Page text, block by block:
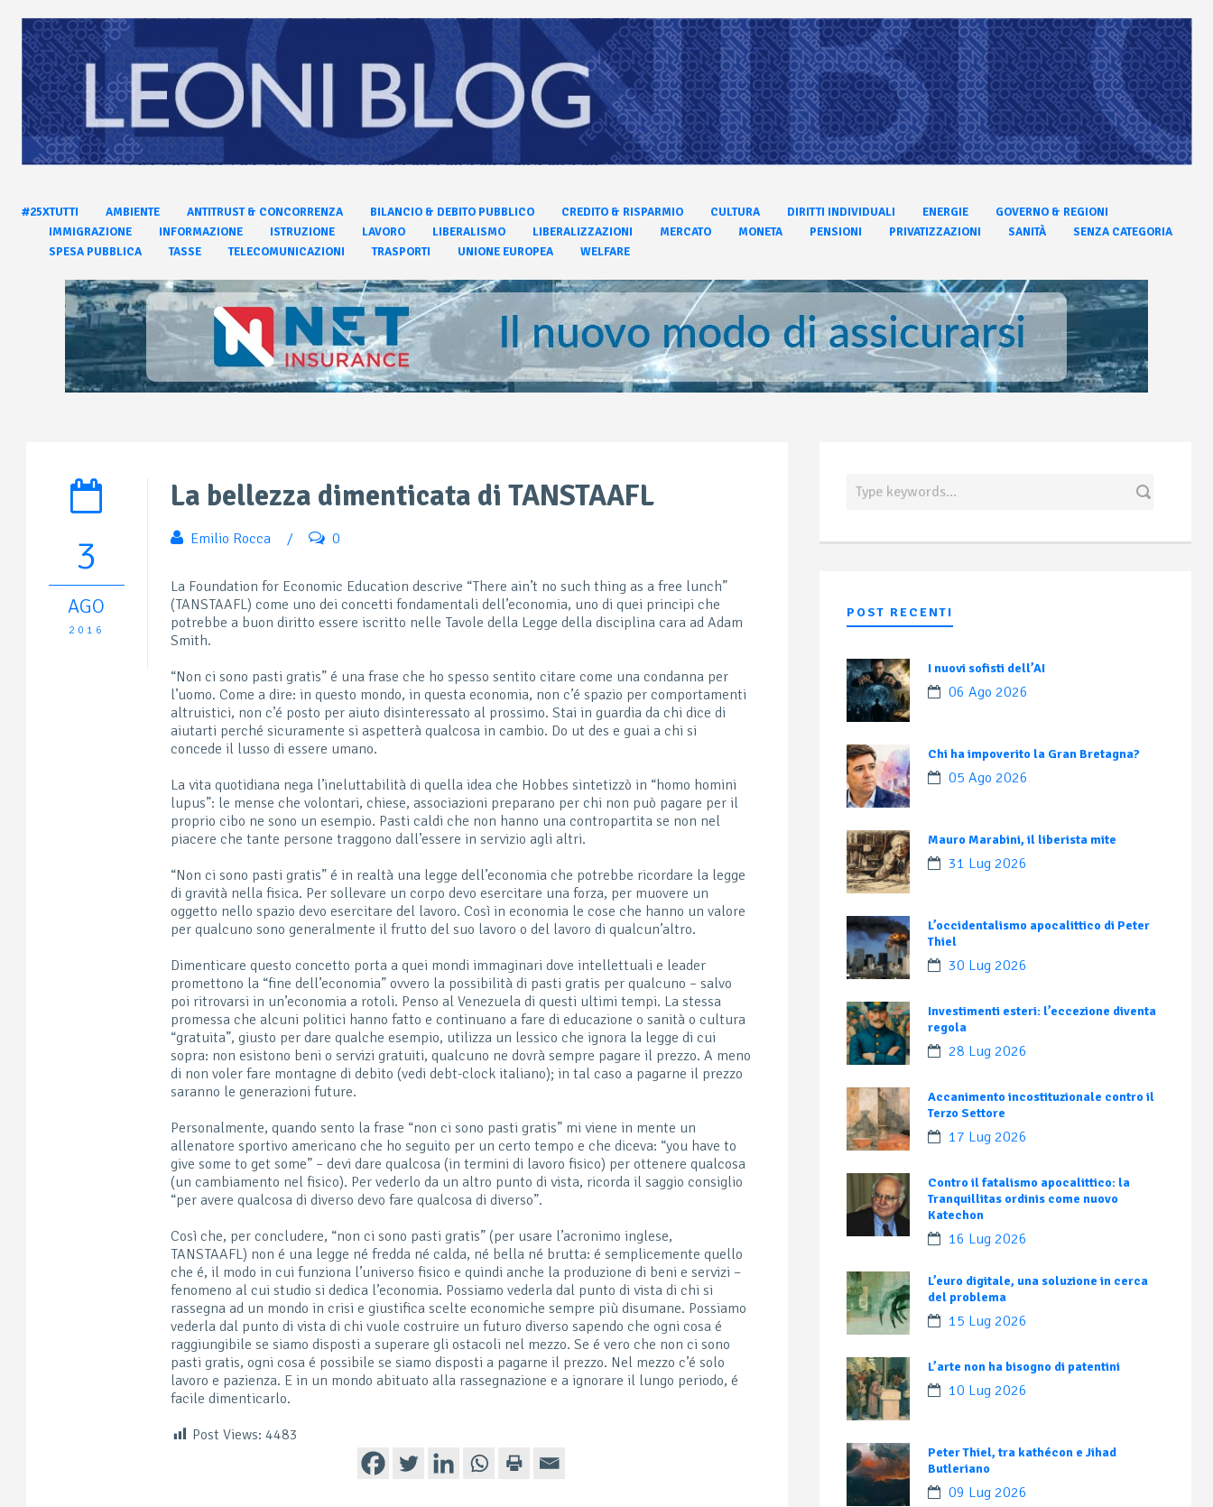
#25XTUTTI AMBIENTE ANTITRUST & CONCORRENZA BILANCIO & DEBITO PUBBLICO CREDITO & RISPARMIO CULTURA DIRITTI INDIVIDUALI ENERGIE
GOVERNO & REGIONI
IMMIGRAZIONE
INFORMAZIONE ISTRUZIONE LAVORO LIBERALISMO LIBERALIZZAZIONI MERCATO MONETA PENSIONI PRIVATIZZAZIONI SANITÀ
SENZA CATEGORIA
SPESA PUBBLICA
TASSE TELECOMUNICAZIONI TRASPORTI UNIONE EUROPEA WELFARE
3
AGO
2016
La bellezza dimenticata di TANSTAAFL
Emilio Rocca / 0
La Foundation for Economic Education descrive “There ain’t no such thing as a free lunch”
(TANSTAAFL) come uno dei concetti fondamentali dell’economia, uno di quei principi che
potrebbe a buon diritto essere iscritto nelle Tavole della Legge della disciplina cara ad Adam
Smith.
“Non ci sono pasti gratis” é una frase che ho spesso sentito citare come una condanna per
l’uomo. Come a dire: in questo mondo, in questa economia, non c’é spazio per comportamenti
altruistici, non c’é posto per aiuto disinteressato al prossimo. Stai in guardia da chi dice di
aiutarti perché sicuramente si aspetterà qualcosa in cambio. Do ut des e guai a chi si
concede il lusso di essere umano.
La vita quotidiana nega l’ineluttabilità di quella idea che Hobbes sintetizzò in “homo homini
lupus”: le mense che volontari, chiese, associazioni preparano per chi non può pagare per il
proprio cibo ne sono un esempio. Pasti caldi che non hanno una contropartita se non nel
piacere che tante persone traggono dall’essere in servizio agli altri.
“Non ci sono pasti gratis” é in realtà una legge dell’economia che potrebbe ricordare la legge
di gravità nella fisica. Per sollevare un corpo devo esercitare una forza, per muovere un
oggetto nello spazio devo esercitare del lavoro. Così in economia le cose che hanno un valore
per qualcuno sono generalmente il frutto del suo lavoro o del lavoro di qualcun’altro.
Dimenticare questo concetto porta a quei mondi immaginari dove intellettuali e leader
promettono la “fine dell’economia” ovvero la possibilità di pasti gratis per qualcuno – salvo
poi ritrovarsi in un’economia a rotoli. Penso al Venezuela di questi ultimi tempi. La stessa
promessa che alcuni politici hanno fatto e continuano a fare di educazione o sanità o cultura
“gratuita”, giusto per dare qualche esempio, utilizza un lessico che ignora la legge di cui
sopra: non esistono beni o servizi gratuiti, qualcuno ne dovrà sempre pagare il prezzo. A meno
di non voler fare montagne di debito (vedi debt-clock italiano); in tal caso a pagarne il prezzo
saranno le generazioni future.
Personalmente, quando sento la frase “non ci sono pasti gratis” mi viene in mente un
allenatore sportivo americano che ho seguito per un certo tempo e che diceva: “you have to
give some to get some” – devi dare qualcosa (in termini di lavoro fisico) per ottenere qualcosa
(un cambiamento nel fisico). Per vederlo da un altro punto di vista, ricorda il saggio consiglio
“per avere qualcosa di diverso devo fare qualcosa di diverso”.
Così che, per concludere, “non ci sono pasti gratis” (per usare l’acronimo inglese,
TANSTAAFL) non é una legge né fredda né calda, né bella né brutta: é semplicemente quello
che é, il modo in cui funziona l’universo fisico e quindi anche la produzione di beni e servizi –
fenomeno al cui studio si dedica l’economia. Possiamo vederla dal punto di vista di chi si
rassegna ad un mondo in crisi e giustifica scelte economiche sempre più disumane. Possiamo
vederla dal punto di vista di chi vuole costruire un futuro diverso sapendo che ogni cosa é
raggiungibile se siamo disposti a superare gli ostacoli nel mezzo. Se é vero che non ci sono
pasti gratis, ogni cosa é possibile se siamo disposti a pagarne il prezzo. Nel mezzo c’é solo
lavoro e pazienza. E in un mondo abituato alla rassegnazione e a ignorare il lungo periodo, é
facile dimenticarlo.
Post Views: 4483
POST RECENTI
I nuovi sofisti dell’AI
06 Ago 2026
Chi ha impoverito la Gran Bretagna?
05 Ago 2026
Mauro Marabini, il liberista mite
31 Lug 2026
L’occidentalismo apocalittico di Peter
Thiel
30 Lug 2026
Investimenti esteri: l’eccezione diventa
regola
28 Lug 2026
Accanimento incostituzionale contro il
Terzo Settore
17 Lug 2026
Contro il fatalismo apocalittico: la
Tranquillitas ordinis come nuovo
Katechon
16 Lug 2026
L’euro digitale, una soluzione in cerca
del problema
15 Lug 2026
L’arte non ha bisogno di patentini
10 Lug 2026
Peter Thiel, tra kathécon e Jihad
Butleriano
09 Lug 2026